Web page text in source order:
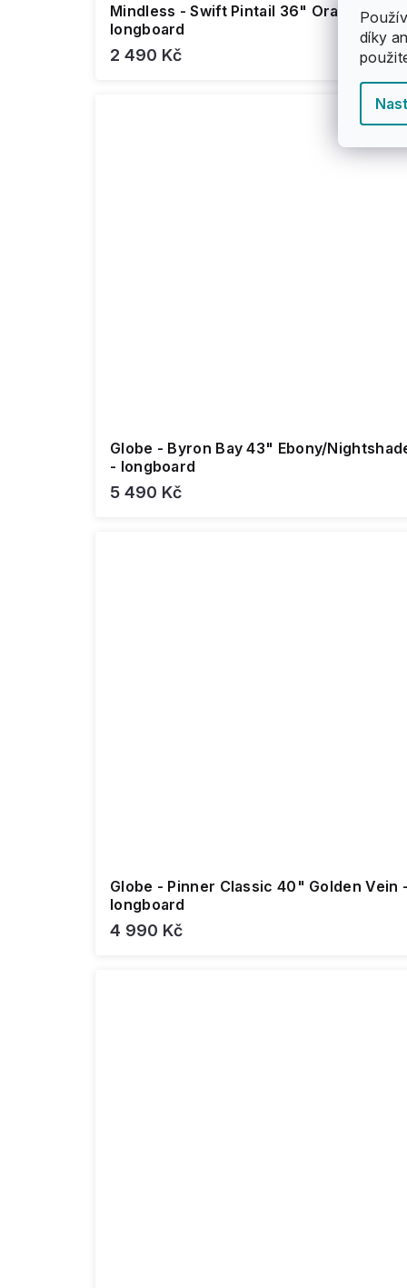
díky
Mindless - Swift Pintail 36" Orange -
longboard
2 490 Kč
Globe - Byron Bay 43" Ebony/
- longboard
5 490 Kč
Globe - Pinner Classic 40" Golden Vein -
longboard
4 990 Kč